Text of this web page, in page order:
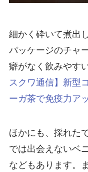
細かく砕いて煮出
パッケージのチャ
癖がなく飲みやす
スクワ通信】新型
ーガ茶で免疫力ア
ほかにも、採れた
では出会えないベ
などもあります。